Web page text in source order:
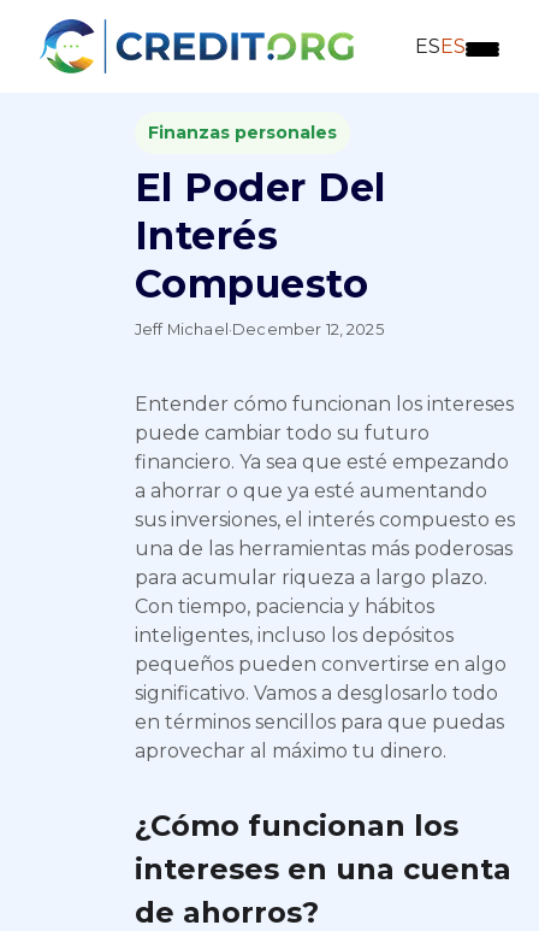
ESES
Finanzas personales
El Poder Del
Interés
Compuesto
Jeff Michael ·December 12, 2025
Entender cómo funcionan los intereses
puede cambiar todo su futuro
financiero. Ya sea que esté empezando
a ahorrar o que ya esté aumentando
sus inversiones, el interés compuesto es
una de las herramientas más poderosas
para acumular riqueza a largo plazo.
Con tiempo, paciencia y hábitos
inteligentes, incluso los depósitos
pequeños pueden convertirse en algo
significativo. Vamos a desglosarlo todo
en términos sencillos para que puedas
aprovechar al máximo tu dinero.
¿Cómo funcionan los
intereses en una cuenta
de ahorros?